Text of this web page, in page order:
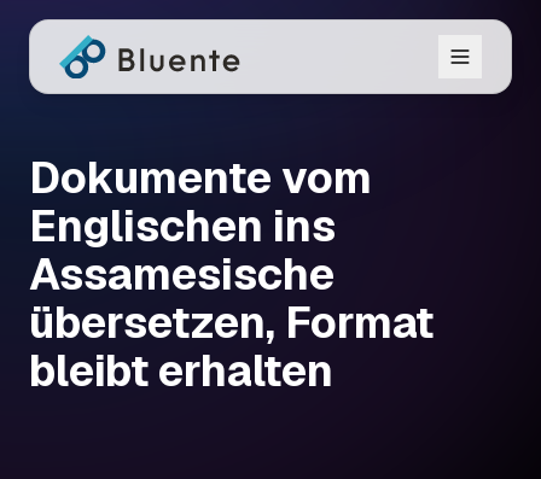
Dokumente vom
Englischen ins
Assamesische
übersetzen, Format
bleibt erhalten